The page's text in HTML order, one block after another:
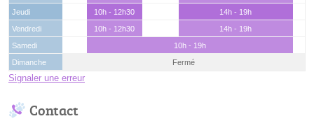
Jeudi
10h - 12h30
14h - 19h
Vendredi
10h - 12h30
14h - 19h
Samedi
10h - 19h
Dimanche
Fermé
Signaler une erreur
Contact